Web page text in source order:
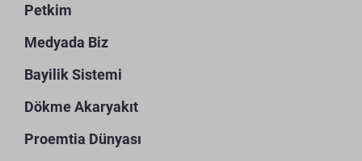
Petkim
Medyada Biz
Bayilik Sistemi
Dökme Akaryakıt
Proemtia Dünyası